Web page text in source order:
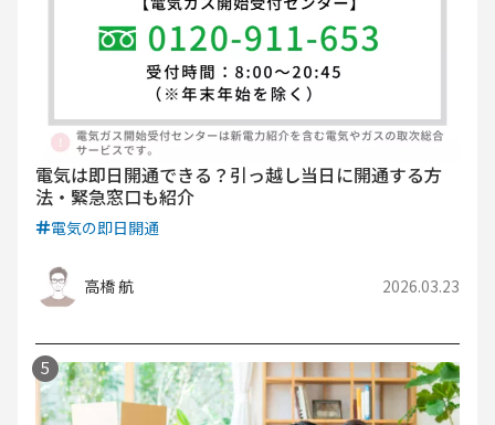
電気は即日開通できる？引っ越し当日に開通する方
法・緊急窓口も紹介
電気の即日開通
高橋 航 2026.03.23